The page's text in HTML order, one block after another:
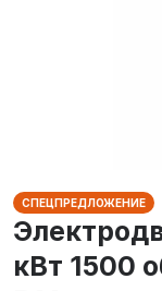
СПЕЦПРЕДЛОЖЕНИЕ
кВт 1500